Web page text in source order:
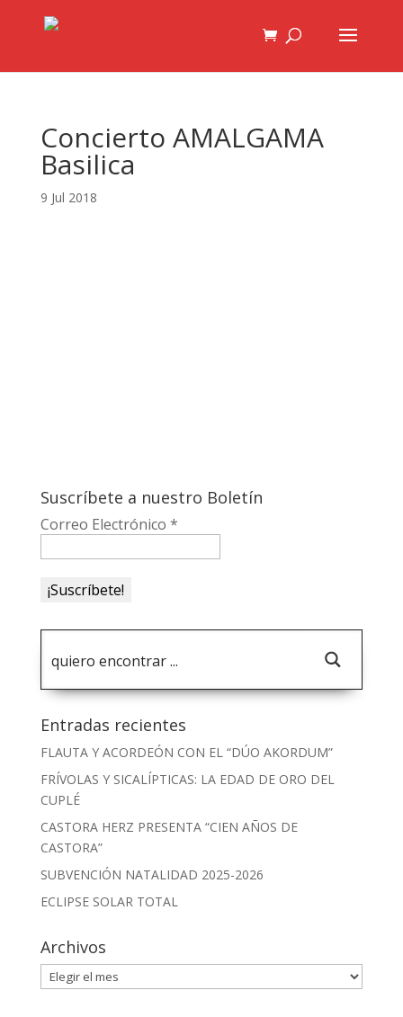
Concierto AMALGAMA
Basilica
9 Jul 2018
Suscríbete a nuestro Boletín
Correo Electrónico *
Entradas recientes
FLAUTA Y ACORDEÓN CON EL “DÚO AKORDUM”
FRÍVOLAS Y SICALÍPTICAS: LA EDAD DE ORO DEL
CUPLÉ
CASTORA HERZ PRESENTA “CIEN AÑOS DE
CASTORA”
SUBVENCIÓN NATALIDAD 2025-2026
ECLIPSE SOLAR TOTAL
Archivos
Archivos